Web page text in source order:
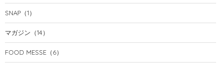
SNAP （1）
マガジン （14）
FOOD MESSE （6）